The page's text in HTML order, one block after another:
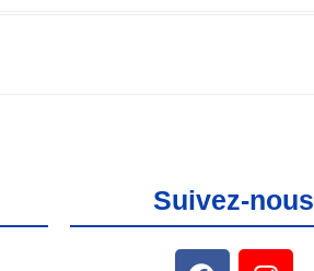
Suivez-nous